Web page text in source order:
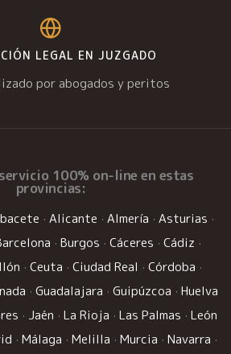
LEGAL EN JUZGADO
por abogados y peritos
servicio 100% on-line en estas
provincias:
· Alicante · Almería · Asturias ·
· Burgos · Cáceres · Cádiz ·
· Ceuta · Ciudad Real · Córdoba ·
· Guadalajara · Guipúzcoa · Huelva
· Jaén · La Rioja · Las Palmas · León
· Málaga · Melilla · Murcia · Navarra ·